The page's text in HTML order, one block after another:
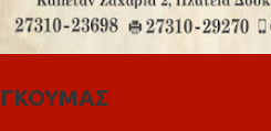
ΓΚΟΥΜΑΣ